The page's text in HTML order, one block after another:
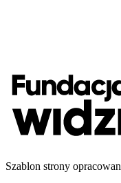
Szablon strony